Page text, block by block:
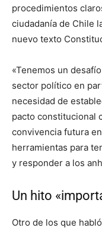
procedimientos
ciudadanía de Chile
nuevo texto
«Tenemos un
sector político en
necesidad de
pacto constitucional
convivencia futura
herramientas para
y responder a los
Un hito
Otro de los que